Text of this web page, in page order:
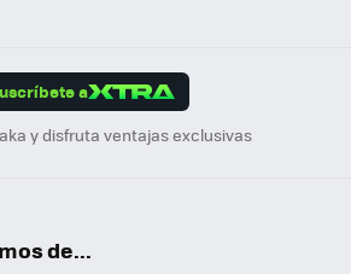
a
y disfruta ventajas exclusivas
de...